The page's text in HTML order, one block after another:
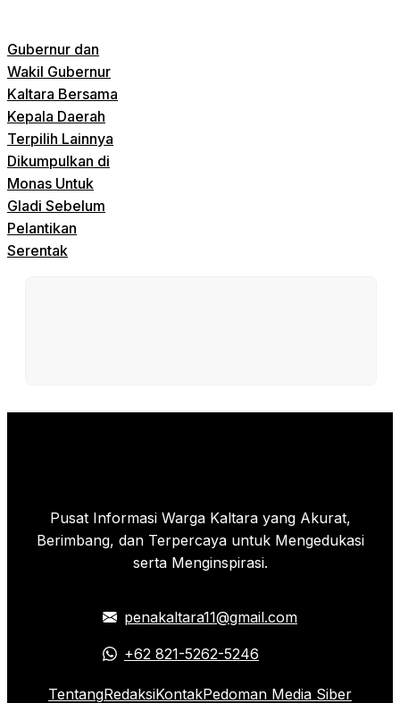
Gubernur dan
Wakil Gubernur
Kaltara Bersama
Kepala Daerah
Terpilih Lainnya
Dikumpulkan di
Monas Untuk
Gladi Sebelum
Pelantikan
Serentak
Pusat Informasi Warga Kaltara yang Akurat,
Berimbang, dan Terpercaya untuk Mengedukasi
serta Menginspirasi.
penakaltara11@gmail.com
+62 821-5262-5246
TentangRedaksiKontakPedoman Media Siber